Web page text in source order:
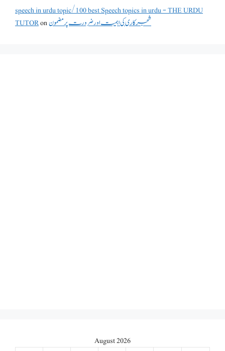
speech in urdu topic/100 best Speech topics in urdu - THE URDU
TUTORonشجرکاری کی اہمیت اور ضرورت پر مضمون
August 2026